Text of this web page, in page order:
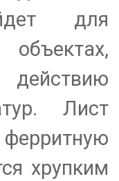
для
объектах,
Лист
хрупким